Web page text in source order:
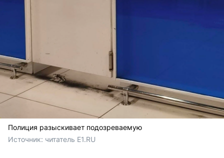
Полиция разыскивает подозреваемую
Источник: читатель Е1.RU